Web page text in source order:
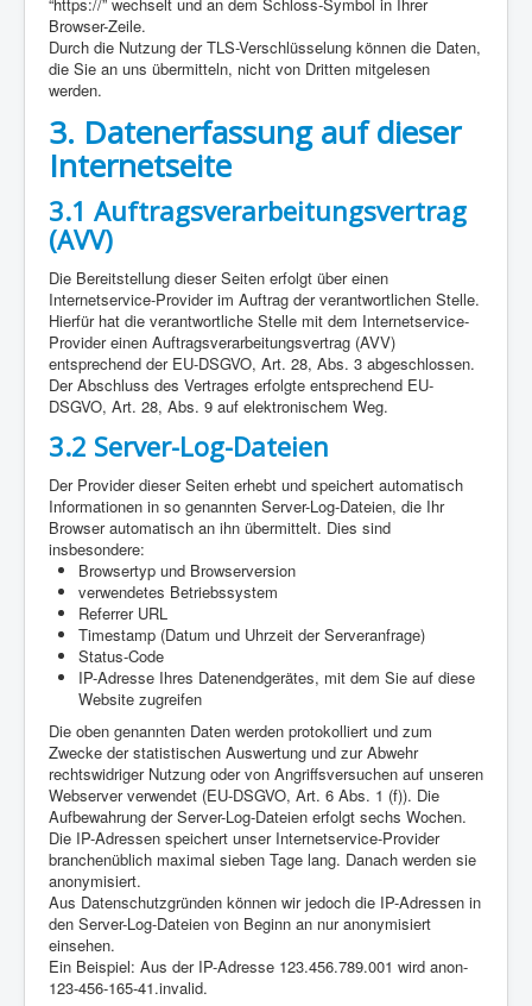
Browser-Zeile.
Durch die Nutzung der TLS-Verschlüsselung können die Daten,
die Sie an uns übermitteln, nicht von Dritten mitgelesen
werden.
3. Datenerfassung auf dieser
Internetseite
3.1 Auftragsverarbeitungsvertrag
(AVV)
Die Bereitstellung dieser Seiten erfolgt über einen
Internetservice-Provider im Auftrag der verantwortlichen Stelle.
Hierfür hat die verantwortliche Stelle mit dem Internetservice-
Provider einen Auftragsverarbeitungsvertrag (AVV)
entsprechend der EU-DSGVO, Art. 28, Abs. 3 abgeschlossen.
Der Abschluss des Vertrages erfolgte entsprechend EU-
DSGVO, Art. 28, Abs. 9 auf elektronischem Weg.
3.2 Server-Log-Dateien
Der Provider dieser Seiten erhebt und speichert automatisch
Informationen in so genannten Server-Log-Dateien, die Ihr
Browser automatisch an ihn übermittelt. Dies sind
insbesondere:
Browsertyp und Browserversion
verwendetes Betriebssystem
Referrer URL
Timestamp (Datum und Uhrzeit der Serveranfrage)
Status-Code
IP-Adresse Ihres Datenendgerätes, mit dem Sie auf diese
Website zugreifen
Die oben genannten Daten werden protokolliert und zum
Zwecke der statistischen Auswertung und zur Abwehr
rechtswidriger Nutzung oder von Angriffsversuchen auf unseren
Webserver verwendet (EU-DSGVO, Art. 6 Abs. 1 (f)). Die
Aufbewahrung der Server-Log-Dateien erfolgt sechs Wochen.
Die IP-Adressen speichert unser Internetservice-Provider
branchenüblich maximal sieben Tage lang. Danach werden sie
anonymisiert.
Aus Datenschutzgründen können wir jedoch die IP-Adressen in
den Server-Log-Dateien von Beginn an nur anonymisiert
einsehen.
Ein Beispiel: Aus der IP-Adresse 123.456.789.001 wird anon-
123-456-165-41.invalid.